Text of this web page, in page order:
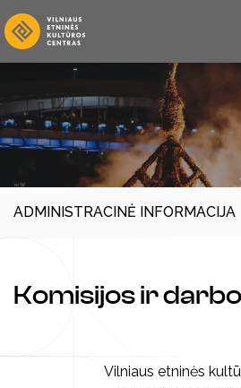
Administracinė
Konkursai
Savanorystė,
Amatų dirbtuvės
ADMINISTRACINĖ INFORMACIJA
Struktūra
Komisijos ir
Vilniaus etninės